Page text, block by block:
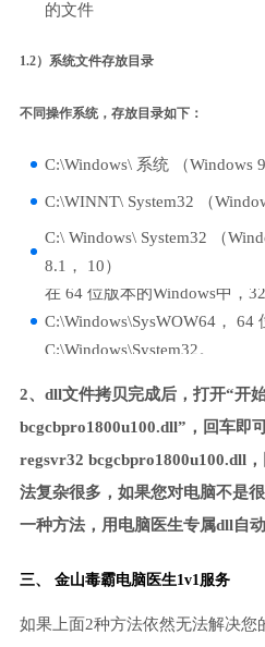
的文件
1.2）系统文件存放目录
不同操作系统，存放目录如下：
C:\Windows\ 系统 （Windows
C:\WINNT\ System32 （
C:\ Windows\ System32 （
8.1， 10）
在 64 位版本的Windows中，
C:\Windows\SysWOW64， 64
C:\Windows\System32。
2、dll文件拷贝完成后，打开“开
bcgcbpro1800u100.dll”，回车即
regsvr32 bcgcbpro1800u100.dll
法复杂很多，如果您对电脑不是
一种方法，用电脑医生专属dll自
三、 金山毒霸电脑医生1v1服务
如果上面2种方法依然无法解决您